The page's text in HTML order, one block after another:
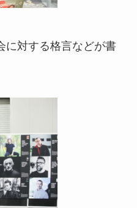
に対する格言などが書